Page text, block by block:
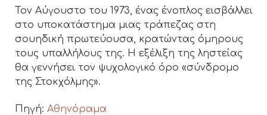
Τον Αύγουστο του 1973, ένας ένοπλος εισβάλλει
στο υποκατάστημα μιας τράπεζας στη
σουηδική πρωτεύουσα, κρατώντας όμηρους
τους υπαλλήλους της. Η εξέλιξη της ληστείας
θα γεννήσει τον ψυχολογικό όρο «σύνδρομο
της Στοκχόλμης».
Πηγή: Αθηνόραμα